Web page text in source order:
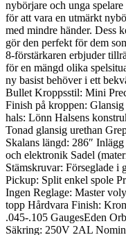
nybörjare och unga
för att vara en utmärkt
med mindre händer. Dess
gör den perfekt för dem
8-förstärkaren erbjuder
för en mängd olika
ny basist behöver i ett
Bullet Kroppsstil: Mini
Finish på kroppen:
hals: Lönn Halsens
Tonad glansig urethan
Skalans längd: 286″
och elektronik Sadel
Stämskruvar: Förseglade i
Pickup: Split enkel spole
Ingen Reglage: Master
topp Hårdvara Finish:
.045-.105 GaugesEden
Säkring: 250V 2AL